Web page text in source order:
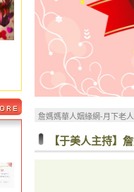
詹媽媽華人姻緣網-月下老
【于美人主持】